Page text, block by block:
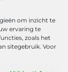
om inzicht te
ervaring te
zoals het
sitegebruik. Voor